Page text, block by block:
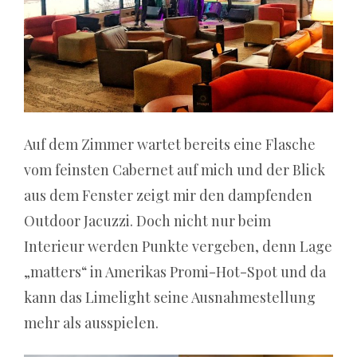
viele
Spieler
eine
unterhaltsame
Möglichkeit,
neue
Casinos
auszuprobieren
und
neue
Spiele
auszuprobieren.
Casino4u:
Freispiele
Gratis
Auf dem Zimmer wartet bereits eine Flasche
vom feinsten Cabernet auf mich und der Blick
aus dem Fenster zeigt mir den dampfenden
Outdoor Jacuzzi. Doch nicht nur beim
Interieur werden Punkte vergeben, denn Lage
„matters“ in Amerikas Promi-Hot-Spot und da
kann das Limelight seine Ausnahmestellung
mehr als ausspielen.